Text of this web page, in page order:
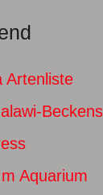
Artenliste
Beckens
Aquarium